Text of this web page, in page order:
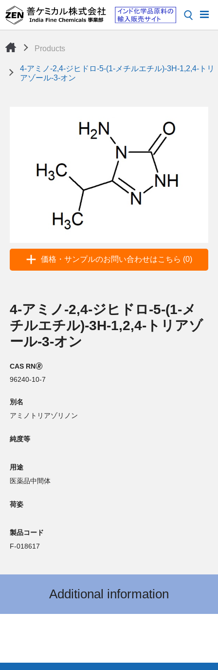
Products
4-アミノ-2,4-ジヒドロ-5-(1-メチルエチル)-3H-1,2,4-トリ
アゾール-3-オン
価格・サンプルのお問い合わせはこちら (0)
4-アミノ-2,4-ジヒドロ-5-(1-メ
チルエチル)-3H-1,2,4-トリアゾ
ール-3-オン
CAS RN🄬
96240-10-7
別名
アミノトリアゾリノン
純度等
用途
医薬品中間体
荷姿
製品コード
F-018617
Additional information